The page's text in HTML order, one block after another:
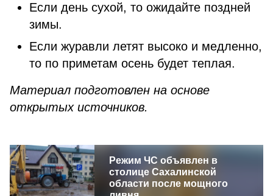
Если день сухой, то ожидайте поздней
зимы.
Если журавли летят высоко и медленно,
то по приметам осень будет теплая.
Материал подготовлен на основе
открытых источников.
Режим ЧС объявлен в
столице Сахалинской
области после мощного